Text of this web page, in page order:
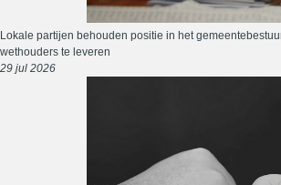
Lokale partijen behouden positie in het
wethouders te leveren
29 jul 2026